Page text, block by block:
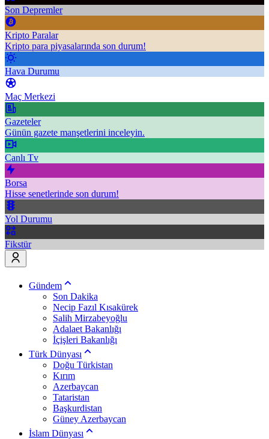
Son Depremler
Kripto Paralar
Kripto para piyasalarında son durum!
Hava Durumu
Maç Merkezi
Gazeteler
Günün gazete manşetlerini inceleyin.
Canlı Tv
Borsa
Hisse senetlerinde son durum!
Yol Durumu
Fikstür
Gündem
Son Dakika
Necip Fazıl Kısakürek
Salih Mirzabeyoğlu
Adalaet Bakanlığı
İçişleri Bakanlığı
Türk Dünyası
Doğu Türkistan
Kırım
Azerbaycan
Tataristan
Başkurdistan
Güney Azerbaycan
İslam Dünyası